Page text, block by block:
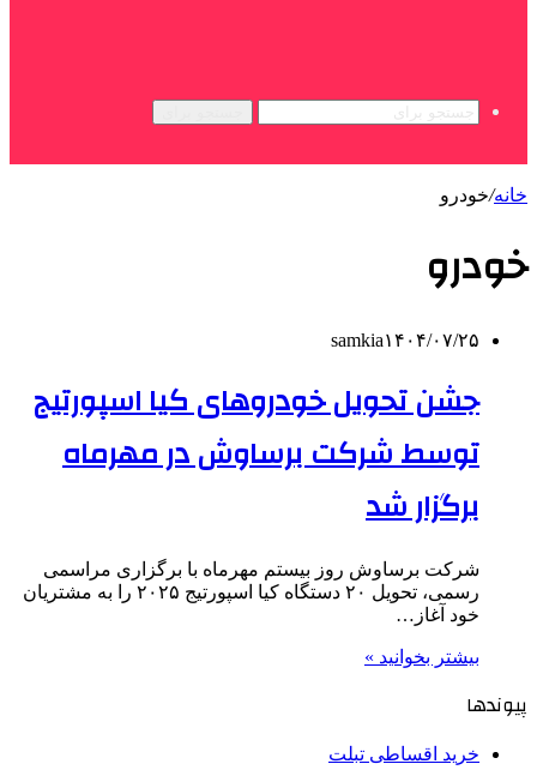
خانه/خودرو
خودرو
samkia۱۴۰۴/۰۷/۲۵
جشن تحویل خودروهای کیا اسپورتیج
توسط شرکت برساوش در مهرماه
برگزار شد
شرکت برساوش روز بیستم مهرماه با برگزاری مراسمی
رسمی، تحویل ۲۰ دستگاه کیا اسپورتیج ۲۰۲۵ را به مشتریان
خود آغاز…
بیشتر بخوانید »
پیوندها
خرید اقساطی تبلت